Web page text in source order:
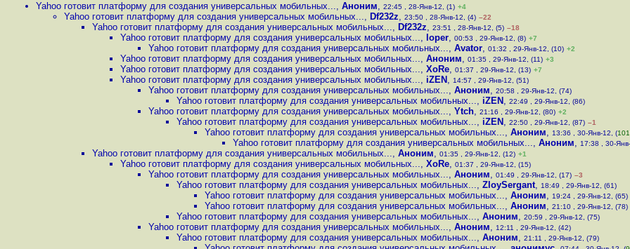
Yahoo готовит платформу для создания универсальных мобильных..., Аноним, 22:45 , 28-Янв-12, (1) +4
Yahoo готовит платформу для создания универсальных мобильных..., Df232z, 23:50 , 28-Янв-12, (4) –22
Yahoo готовит платформу для создания универсальных мобильных..., Df232z, 23:51 , 28-Янв-12, (5) –18
Yahoo готовит платформу для создания универсальных мобильных..., loper, 00:53 , 29-Янв-12, (8) +7
Yahoo готовит платформу для создания универсальных мобильных..., Avator, 01:32 , 29-Янв-12, (10) +2
Yahoo готовит платформу для создания универсальных мобильных..., Аноним, 01:35 , 29-Янв-12, (11) +3
Yahoo готовит платформу для создания универсальных мобильных..., XoRe, 01:37 , 29-Янв-12, (13) +7
Yahoo готовит платформу для создания универсальных мобильных..., iZEN , 14:57 , 29-Янв-12, (51)
Yahoo готовит платформу для создания универсальных мобильных..., Аноним, 20:58 , 29-Янв-12, (74)
Yahoo готовит платформу для создания универсальных мобильных..., iZEN , 22:49 , 29-Янв-12, (86)
Yahoo готовит платформу для создания универсальных мобильных..., Ytch, 21:16 , 29-Янв-12, (80) +2
Yahoo готовит платформу для создания универсальных мобильных..., iZEN , 22:50 , 29-Янв-12, (87) –1
Yahoo готовит платформу для создания универсальных мобильных..., Аноним, 13:36 , 30-Янв-12, (101
Yahoo готовит платформу для создания универсальных мобильных..., Аноним, 17:38 , 30-
Yahoo готовит платформу для создания универсальных мобильных..., Аноним, 01:35 , 29-Янв-12, (12) +1
Yahoo готовит платформу для создания универсальных мобильных..., XoRe, 01:37 , 29-Янв-12, (15)
Yahoo готовит платформу для создания универсальных мобильных..., Аноним, 01:49 , 29-Янв-12, (17) –3
Yahoo готовит платформу для создания универсальных мобильных..., ZloySergant, 18:49 , 29-Янв-12, (61)
Yahoo готовит платформу для создания универсальных мобильных..., Аноним, 19:24 , 29-Янв-12, (65)
Yahoo готовит платформу для создания универсальных мобильных..., Аноним, 21:10 , 29-Янв-12, (78)
Yahoo готовит платформу для создания универсальных мобильных..., Аноним, 20:59 , 29-Янв-12, (75)
Yahoo готовит платформу для создания универсальных мобильных..., Аноним, 12:11 , 29-Янв-12, (42)
Yahoo готовит платформу для создания универсальных мобильных..., Аноним, 21:11 , 29-Янв-12, (79)